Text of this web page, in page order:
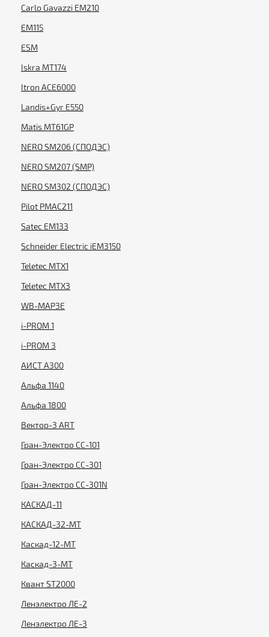
Carlo Gavazzi EM210
EM115
ESM
Iskra MT174
Itron ACE6000
Landis+Gyr E550
Matis MT61GP
NERO SM206 (СПОДЭС)
NERO SM207 (SMP)
NERO SM302 (СПОДЭС)
Pilot PMAC211
Satec EM133
Schneider Electric iEM3150
Teletec MTX1
Teletec MTX3
WB-MAP3E
i-PROM 1
i-PROM 3
АИСТ А300
Альфа 1140
Альфа 1800
Вектор-3 ART
Гран-Электро СС-101
Гран-Электро СС-301
Гран-Электро СС-301N
КАСКАД-11
КАСКАД-32-МТ
Каскад-12-МТ
Каскад-3-МТ
Квант ST2000
Ленэлектро ЛЕ-2
Ленэлектро ЛЕ-3